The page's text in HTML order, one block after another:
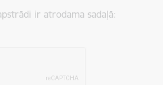
ir atrodama sadaļā: